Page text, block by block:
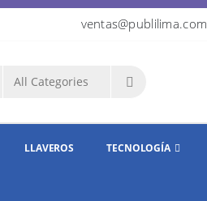
ventas@publilima.com
LLAVEROS TECNOLOGÍA